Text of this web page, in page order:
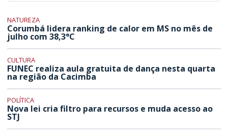
NATUREZA
Corumbá lidera ranking de calor em MS no mês de
julho com 38,3°C
CULTURA
FUNEC realiza aula gratuita de dança nesta quarta
na região da Cacimba
POLÍTICA
Nova lei cria filtro para recursos e muda acesso ao
STJ